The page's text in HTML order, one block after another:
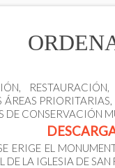
ÁREAS
DE CONSERVACIÓN
ERIGE EL
DE LA IGLESIA DE